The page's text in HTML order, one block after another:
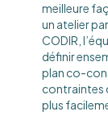
meilleure
un atelier
CODIR,
définir
plan co-
contraintes
plus